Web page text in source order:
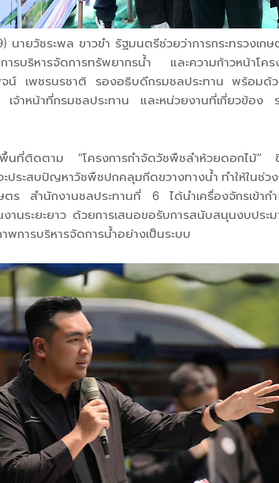
นายวัชระพล ขาวขำ รัฐมนตรีช่วยว่าการกระทรวง
บริหารจัดการทรัพยากรน้ำ และความก้าวหน้าโค
เพชรนรชาติ รองอธิบดีกรมชลประทาน พร้อมด้
จ้าหน้าที่กรมชลประทาน และหน่วยงานที่เกี่ยวข้อง
ที่ติดตาม “โครงการกำจัดวัชพืชลำห้วยดอกไม้”
ประสบปัญหาวัชพืชปกคลุมกีดขวางทางน้ำ ทำให้ในช่ว
ตร สำนักงานชลประทานที่ 6 ได้นำเครื่องจักรเข้ากำ
านระยะยาว ด้วยการเสนอขอรับการสนับสนุนงบป
พการบริหารจัดการน้ำอย่างเป็นระบบ